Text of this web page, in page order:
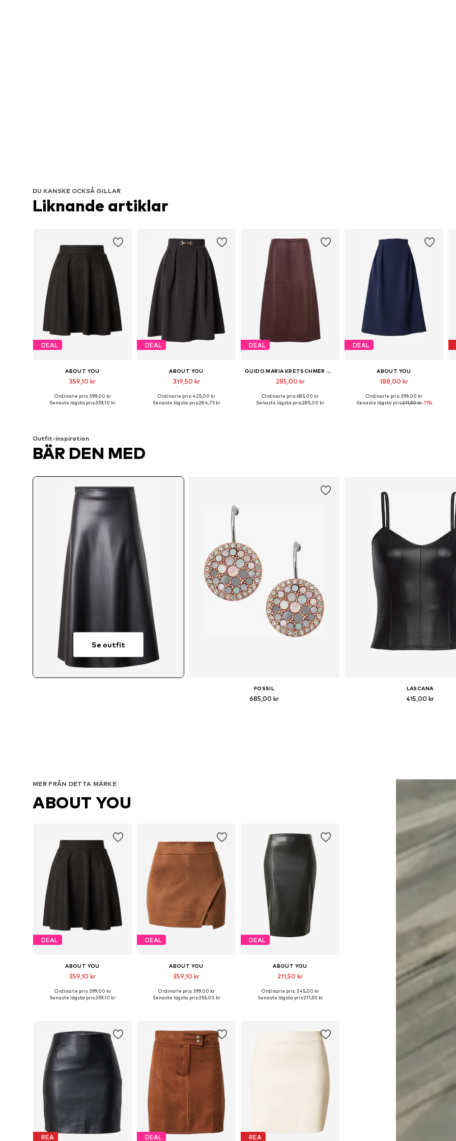
DU KANSKE OCKSÅ GILLAR
Liknande artiklar
DEAL
ABOUT YOU
359,10 kr
Ordinarie pris: 399,00 kr
Senaste lägsta pris:359,10 kr
DEAL
ABOUT YOU
319,50 kr
Ordinarie pris: 425,00 kr
Senaste lägsta pris:284,75 kr
DEAL
GUIDO MARIA KRETSCHMER WOMEN
285,00 kr
Ordinarie pris: 685,00 kr
Senaste lägsta pris:285,00 kr
DEAL
ABOUT YOU
188,00 kr
Ordinarie pris: 399,00 kr
Senaste lägsta pris:211,50 kr-11%
Outfit-inspiration
BÄR DEN MED
Se outfit
FOSSIL
685,00 kr
LASCANA
415,00 kr
MER FRÅN DETTA MÄRKE
ABOUT YOU
DEAL
ABOUT YOU
359,10 kr
Ordinarie pris: 399,00 kr
Senaste lägsta pris:359,10 kr
DEAL
ABOUT YOU
359,10 kr
Ordinarie pris: 399,00 kr
Senaste lägsta pris:355,00 kr
DEAL
ABOUT YOU
211,50 kr
Ordinarie pris: 345,00 kr
Senaste lägsta pris:211,50 kr
REA DEAL REA